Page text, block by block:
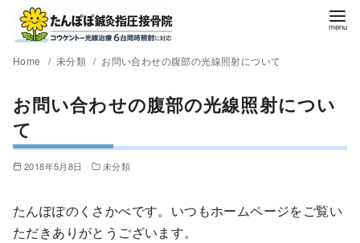
Home 未分類 お問い合わせの腹部の光線照射について
お問い合わせの腹部の光線照射につい
て
2018年5月8日 未分類
たんぽぽのくさかべです。いつもホームページをご覧い
ただきありがとうございます。